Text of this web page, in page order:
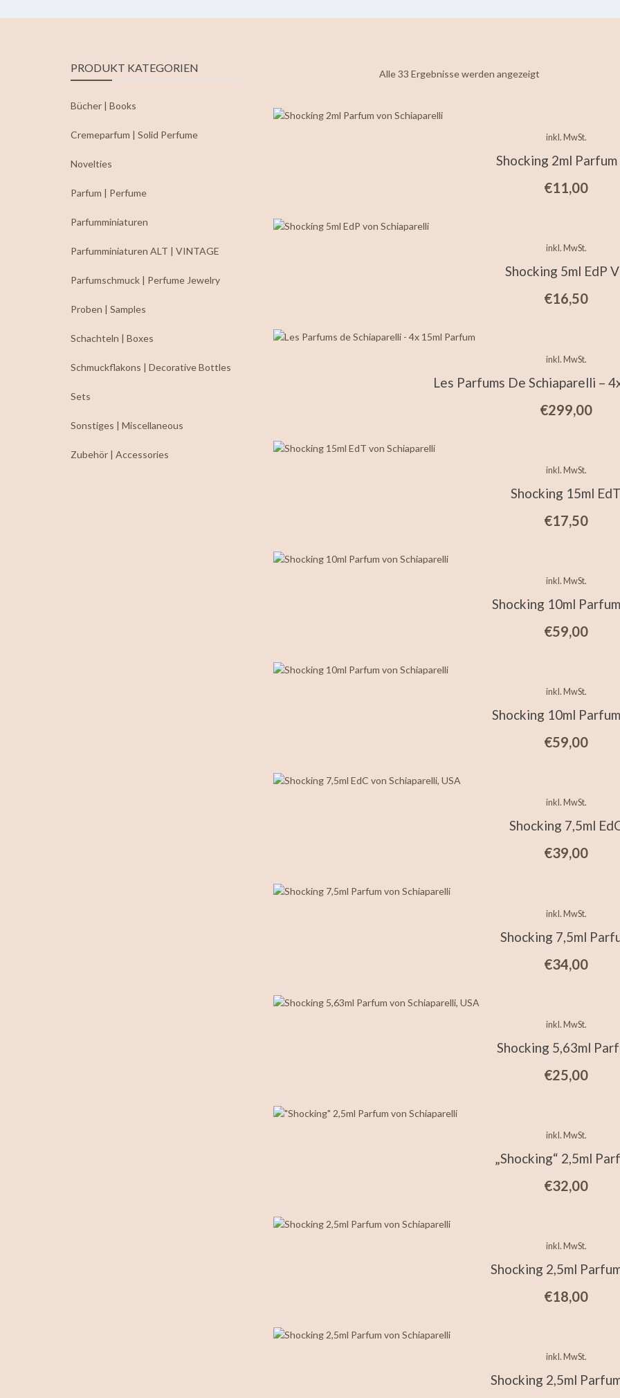
Alle 33 Ergebnisse werden angezeigt
inkl. MwSt.
Shocking 2ml Parfum
€11,00
inkl. MwSt.
Shocking 5ml EdP
€16,50
inkl. MwSt.
Les Parfums De Schiaparelli –
€299,00
inkl. MwSt.
Shocking 15ml EdT
€17,50
inkl. MwSt.
Shocking 10ml
€59,00
inkl. MwSt.
Shocking 10ml
€59,00
inkl. MwSt.
Shocking 7,5ml
€39,00
inkl. MwSt.
Shocking 7,5ml
€34,00
inkl. MwSt.
Shocking 5,63ml
€25,00
inkl. MwSt.
„Shocking“ 2,5ml
€32,00
inkl. MwSt.
Shocking 2,5ml
€18,00
inkl. MwSt.
Shocking 2,5ml
PRODUKT KATEGORIEN
Bücher | Books
Cremeparfum | Solid Perfume
Novelties
Parfum | Perfume
Parfumminiaturen
Parfumminiaturen ALT | VINTAGE
Parfumschmuck | Perfume Jewelry
Proben | Samples
Schachteln | Boxes
Schmuckflakons | Decorative Bottles
Sets
Sonstiges | Miscellaneous
Zubehör | Accessories